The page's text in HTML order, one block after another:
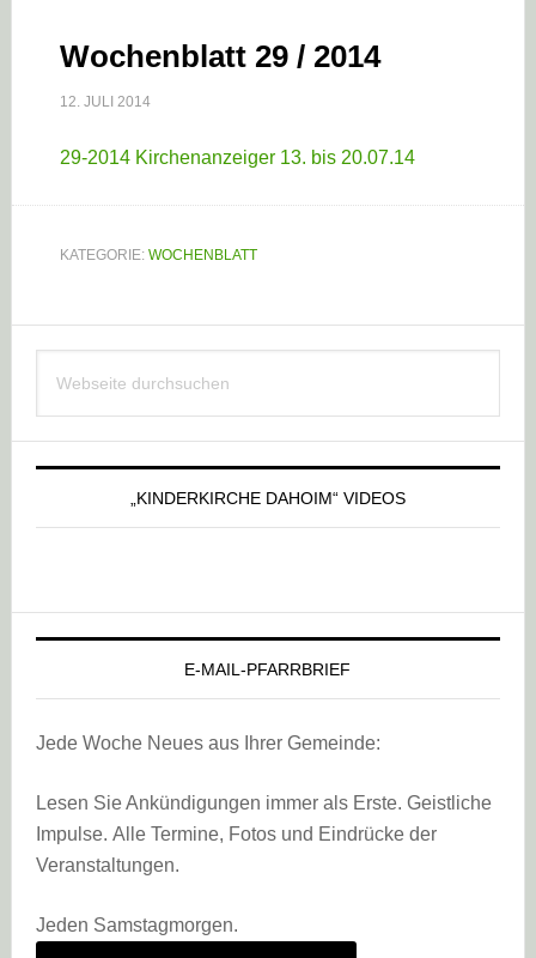
Wochenblatt 29 / 2014
12. JULI 2014
29-2014 Kirchenanzeiger 13. bis 20.07.14
KATEGORIE: WOCHENBLATT
Haupt-
Sidebar
durchsuchen
„KINDERKIRCHE DAHOIM“ VIDEOS
E-MAIL-PFARRBRIEF
Jede Woche Neues aus Ihrer Gemeinde:
Lesen Sie Ankündigungen immer als Erste. Geistliche
Impulse. Alle Termine, Fotos und Eindrücke der
Veranstaltungen.
Jeden Samstagmorgen.